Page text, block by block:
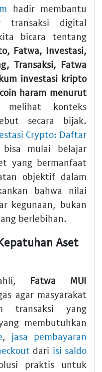
hadir membantu
transaksi digital
bicara tentang
Fatwa, Investasi,
Transaksi, Fatwa
investasi kripto
haram menurut
konteks
secara bijak.
Crypto: Daftar
mulai belajar
yang bermanfaat
objektif dalam
bahwa nilai
kegunaan, bukan
berlebihan.
Aset
Fatwa MUI
agar masyarakat
transaksi yang
membutuhkan
, jasa pembayaran
dari isi saldo
praktis untuk